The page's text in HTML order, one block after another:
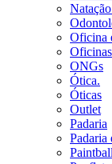
Oficina
Oficinas
ONGs
Ótica.
Óticas
Outlet
Padaria
Padaria
Paintball